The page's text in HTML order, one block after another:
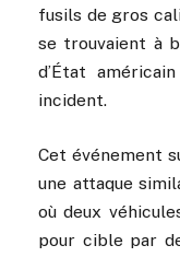
fusils de gros
se trouvaient à
d’État
incident.
Cet événement
une attaque
où deux
pour cible par